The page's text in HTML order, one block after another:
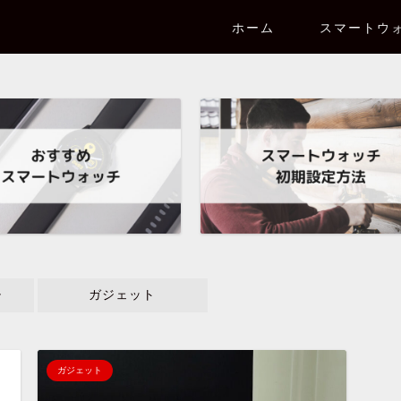
ホーム スマートウ
ガジェット
ガジェット